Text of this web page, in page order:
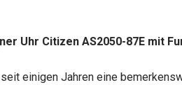
Uhr Citizen AS2050-87E mit
einigen Jahren eine